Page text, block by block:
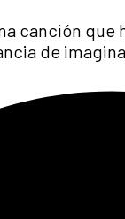
canción que
de